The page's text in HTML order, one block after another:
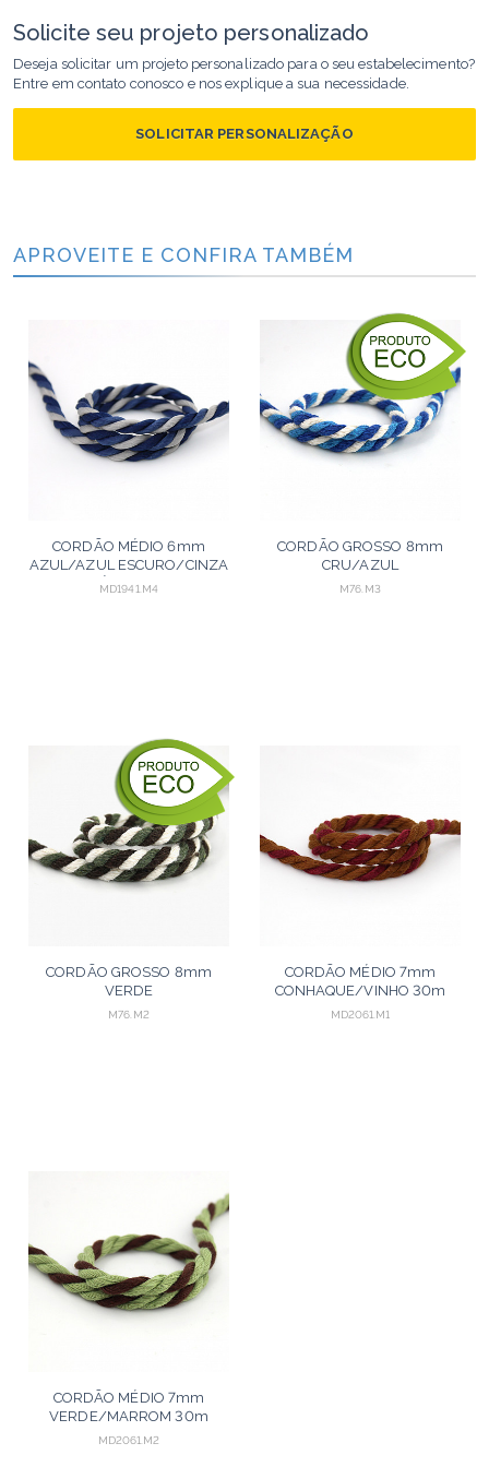
Solicite seu projeto personalizado
Deseja solicitar um projeto personalizado para o seu estabelecimento?
Entre em contato conosco e nos explique a sua necessidade.
SOLICITAR PERSONALIZAÇÃO
APROVEITE E CONFIRA TAMBÉM
CORDÃO MÉDIO 6mm
AZUL/AZUL ESCURO/CINZA
MÉDIO 30m
MD1941.M4
CORDÃO GROSSO 8mm
CRU/AZUL
TURQUESA/AZUL ROYAL
M76.M3
CORDÃO GROSSO 8mm
VERDE
OLIVA/MARROM/CRU 30m
M76.M2
CORDÃO MÉDIO 7mm
CONHAQUE/VINHO 30m
MD2061.M1
CORDÃO MÉDIO 7mm
VERDE/MARROM 30m
MD2061.M2